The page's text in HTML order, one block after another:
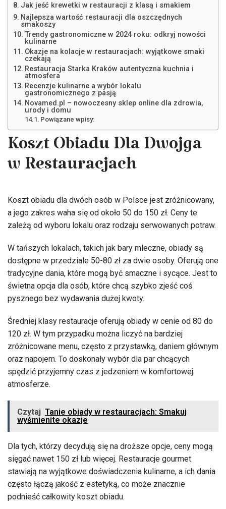
Jak jeść krewetki w restauracji z klasą i smakiem
Najlepsza wartość restauracji dla oszczędnych
smakoszy
Trendy gastronomiczne w 2024 roku: odkryj nowości
kulinarne
Okazje na kolacje w restauracjach: wyjątkowe smaki
czekają
Restauracja Starka Kraków autentyczna kuchnia i
atmosfera
Recenzje kulinarne a wybór lokalu
gastronomicznego z pasją
Novamed.pl – nowoczesny sklep online dla zdrowia,
urody i domu
Powiązane wpisy:
Koszt Obiadu Dla Dwojga
w Restauracjach
Koszt obiadu dla dwóch osób w Polsce jest zróżnicowany,
a jego zakres waha się od około 50 do 150 zł. Ceny te
zależą od wyboru lokalu oraz rodzaju serwowanych potraw.
W tańszych lokalach, takich jak bary mleczne, obiady są
dostępne w przedziale 50-80 zł za dwie osoby. Oferują one
tradycyjne dania, które mogą być smaczne i sycące. Jest to
świetna opcja dla osób, które chcą szybko zjeść coś
pysznego bez wydawania dużej kwoty.
Średniej klasy restauracje oferują obiady w cenie od 80 do
120 zł. W tym przypadku można liczyć na bardziej
zróżnicowane menu, często z przystawką, daniem głównym
oraz napojem. To doskonały wybór dla par chcących
spędzić przyjemny czas z jedzeniem w komfortowej
atmosferze.
Czytaj Tanie obiady w restauracjach: Smakuj
wyśmienite okazje
Dla tych, którzy decydują się na droższe opcje, ceny mogą
sięgać nawet 150 zł lub więcej. Restauracje gourmet
stawiają na wyjątkowe doświadczenia kulinarne, a ich dania
często łączą jakość z estetyką, co może znacznie
podnieść całkowity koszt obiadu.